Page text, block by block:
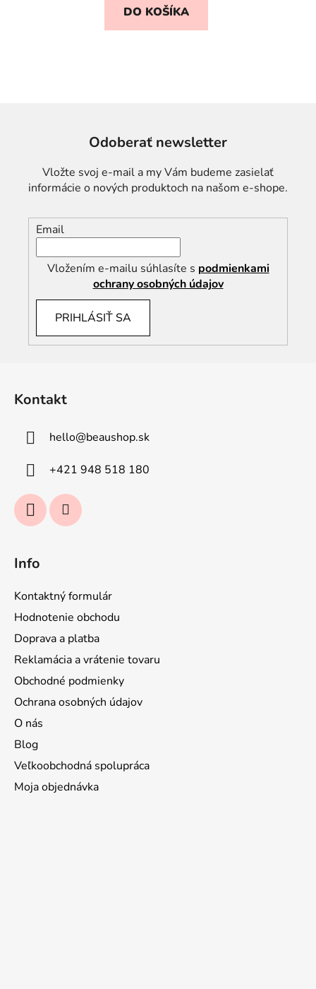
DO KOŠÍKA
Odoberať newsletter
Vložte svoj e-mail a my Vám budeme zasielať
informácie o nových produktoch na našom e-shope.
Email
Vložením e-mailu súhlasíte s podmienkami
ochrany osobných údajov
PRIHLÁSIŤ SA
Kontakt
hello@beaushop.sk
+421 948 518 180
Info
Kontaktný formulár
Hodnotenie obchodu
Doprava a platba
Reklamácia a vrátenie tovaru
Obchodné podmienky
Ochrana osobných údajov
O nás
Blog
Veľkoobchodná spolupráca
Moja objednávka